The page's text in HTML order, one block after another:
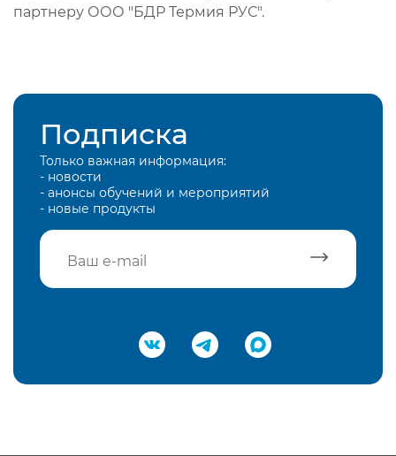
партнеру ООО "БДР Термия РУС".
Подписка
Только важная информация:
- новости
- анонсы обучений и мероприятий
- новые продукты
Подтвердить e-mail